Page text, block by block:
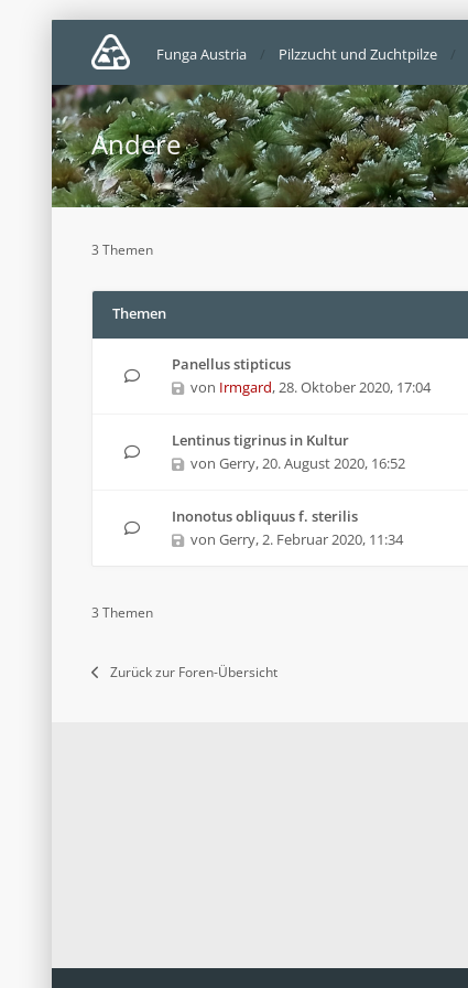
Funga Austria Pilzzucht und Zuchtpilze
Andere
3 Themen
Themen
Panellus stipticus
von Irmgard,28. Oktober 2020, 17:04
Lentinus tigrinus in Kultur
von Gerry,20. August 2020, 16:52
Inonotus obliquus f. sterilis
von Gerry,2. Februar 2020, 11:34
3 Themen
Zurück zur Foren-Übersicht